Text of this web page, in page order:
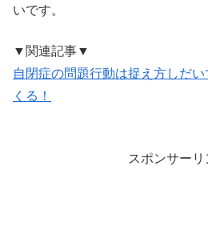
いです。
▼関連記事▼
自閉症の問題行動は捉え方しだ
くる！
スポンサーリ